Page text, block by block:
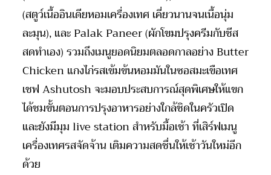
(สตูว์เนื้ออินเดียหอมเครื่องเทศ เคี่ยวนานจนเนื้อนุ่ม
ละมุน),และPalak Paneer (ผักโขมปรุงครีมกับชีส
สดทำเอง) รวมถึงเมนูยอดนิยมตลอดกาลอย่างButter
Chickenแกงไก่รสเข้มข้นหอมมันในซอสมะเขือเทศ
เชฟAshutoshจะมอบประสบการณ์สุดพิเศษให้แขก
ได้ชมขั้นตอนการปรุงอาหารอย่างใกล้ชิดในครัวเปิด
และยังมีมุมlive stationสำหรับมื้อเช้า ที่เสิร์ฟเมนู
เครื่องเทศรสจัดจ้าน เติมความสดชื่นให้เช้าวันใหม่อีก
ด้วย